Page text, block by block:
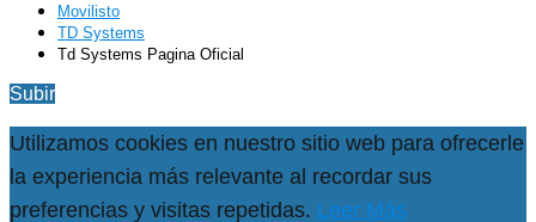
Movilisto
TD Systems
Td Systems Pagina Oficial
Subir
Utilizamos cookies en nuestro sitio web para ofrecerle
la experiencia más relevante al recordar sus
preferencias y visitas repetidas. Leer Más